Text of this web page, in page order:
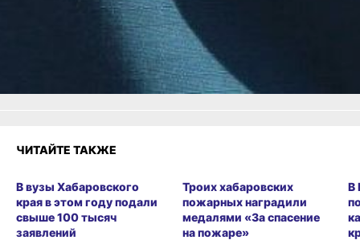
Супер
Грустно
ЧИТАЙТЕ ТАКЖЕ
В вузы Хабаровского
края в этом году подали
свыше 100 тысяч
заявлений
Троих хабаровских
пожарных наградили
медалями «За спасение
на пожаре»
В